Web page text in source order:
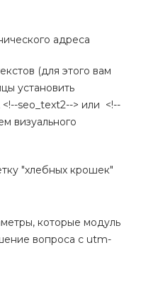
адреса
(для этого вам
установить
seo_text2--> или <!--
визуального
"хлебных крошек"
которые модуль
вопроса с utm-